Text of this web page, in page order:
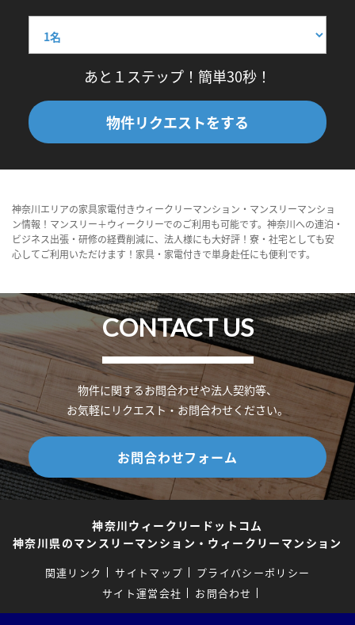
あと１ステップ！簡単30秒！
物件リクエストをする
神奈川エリアの家具家電付きウィークリーマンション・マンスリーマンショ
ン情報！マンスリー＋ウィークリーでのご利用も可能です。神奈川への連泊・
ビジネス出張・研修の経費削減に、法人様にも大好評！寮・社宅としても安
心してご利用いただけます！家具・家電付きで単身赴任にも便利です。
CONTACT US
物件に関するお問合わせや法人契約等、
お気軽にリクエスト・お問合わせください。
お問合わせフォーム
神奈川ウィークリードットコム
神奈川県のマンスリーマンション・ウィークリーマンション
関連リンク サイトマップ
プライバシーポリシー
サイト運営会社
お問合わせ